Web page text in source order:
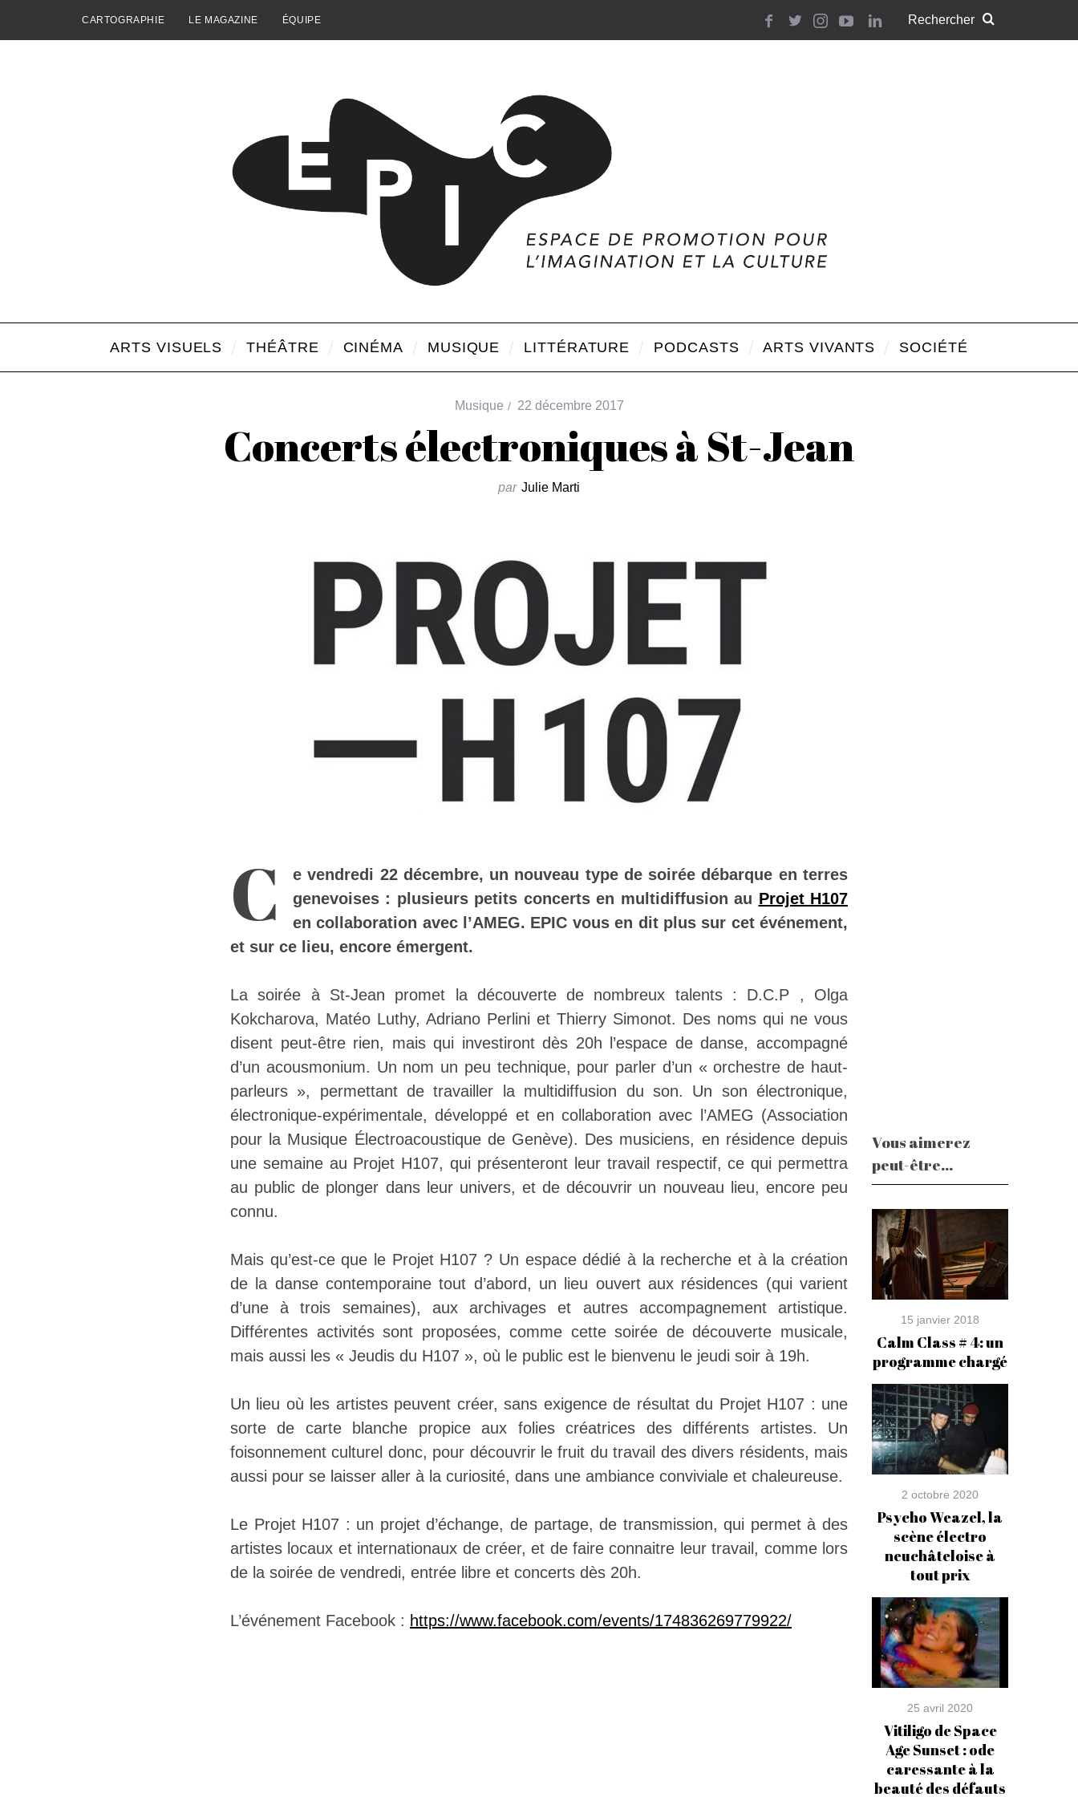
CARTOGRAPHIE LE MAGAZINE ÉQUIPE
ARTS VISUELS THÉÂTRE CINÉMA MUSIQUE LITTÉRATURE PODCASTS ARTS VIVANTS SOCIÉTÉ
Musique 22 décembre 2017
Concerts électroniques à St-Jean
par Julie Marti
C
e vendredi 22 décembre, un nouveau type de soirée débarque en terres
genevoises : plusieurs petits concerts en multidiffusion au Projet H107
en collaboration avec l’AMEG. EPIC vous en dit plus sur cet événement,
et sur ce lieu, encore émergent.
La soirée à St-Jean promet la découverte de nombreux talents : D.C.P , Olga
Kokcharova, Matéo Luthy, Adriano Perlini et Thierry Simonot. Des noms qui ne vous
disent peut-être rien, mais qui investiront dès 20h l’espace de danse, accompagné
d’un acousmonium. Un nom un peu technique, pour parler d’un « orchestre de haut-
parleurs », permettant de travailler la multidiffusion du son. Un son électronique,
électronique-expérimentale, développé et en collaboration avec l’AMEG (Association
pour la Musique Électroacoustique de Genève). Des musiciens, en résidence depuis
une semaine au Projet H107, qui présenteront leur travail respectif, ce qui permettra
au public de plonger dans leur univers, et de découvrir un nouveau lieu, encore peu
connu.
Mais qu’est-ce que le Projet H107 ? Un espace dédié à la recherche et à la création
de la danse contemporaine tout d’abord, un lieu ouvert aux résidences (qui varient
d’une à trois semaines), aux archivages et autres accompagnement artistique.
Différentes activités sont proposées, comme cette soirée de découverte musicale,
mais aussi les « Jeudis du H107 », où le public est le bienvenu le jeudi soir à 19h.
Un lieu où les artistes peuvent créer, sans exigence de résultat du Projet H107 : une
sorte de carte blanche propice aux folies créatrices des différents artistes. Un
foisonnement culturel donc, pour découvrir le fruit du travail des divers résidents, mais
aussi pour se laisser aller à la curiosité, dans une ambiance conviviale et chaleureuse.
Le Projet H107 : un projet d’échange, de partage, de transmission, qui permet à des
artistes locaux et internationaux de créer, et de faire connaitre leur travail, comme lors
de la soirée de vendredi, entrée libre et concerts dès 20h.
L’événement Facebook : https://www.facebook.com/events/174836269779922/
Vous aimerez
peut-être...
15 janvier 2018
Calm Class # 4: un
programme chargé
2 octobre 2020
Psycho Weazel, la
scène électro
neuchâteloise à
tout prix
25 avril 2020
Vitiligo de Space
Age Sunset : ode
caressante à la
beauté des défauts